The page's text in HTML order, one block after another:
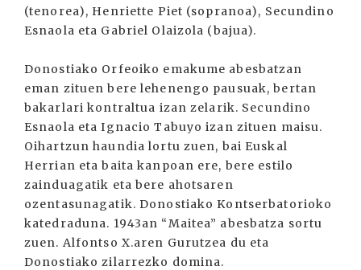
(tenorea), Henriette Piet (sopranoa), Secundino
Esnaola eta Gabriel Olaizola (bajua).
Donostiako Orfeoiko emakume abesbatzan
eman zituen bere lehenengo pausuak, bertan
bakarlari kontraltua izan zelarik. Secundino
Esnaola eta Ignacio Tabuyo izan zituen maisu.
Oihartzun haundia lortu zuen, bai Euskal
Herrian eta baita kanpoan ere, bere estilo
zainduagatik eta bere ahotsaren
ozentasunagatik. Donostiako Kontserbatorioko
katedraduna. 1943an “Maitea” abesbatza sortu
zuen. Alfontso X.aren Gurutzea du eta
Donostiako zilarrezko domina.